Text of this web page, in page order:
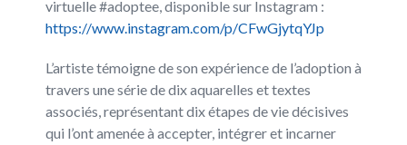
virtuelle #adoptee, disponible sur Instagram :
https://www.instagram.com/p/CFwGjytqYJp
L’artiste témoigne de son expérience de l’adoption à
travers une série de dix aquarelles et textes
associés, représentant dix étapes de vie décisives
qui l’ont amenée à accepter, intégrer et incarner